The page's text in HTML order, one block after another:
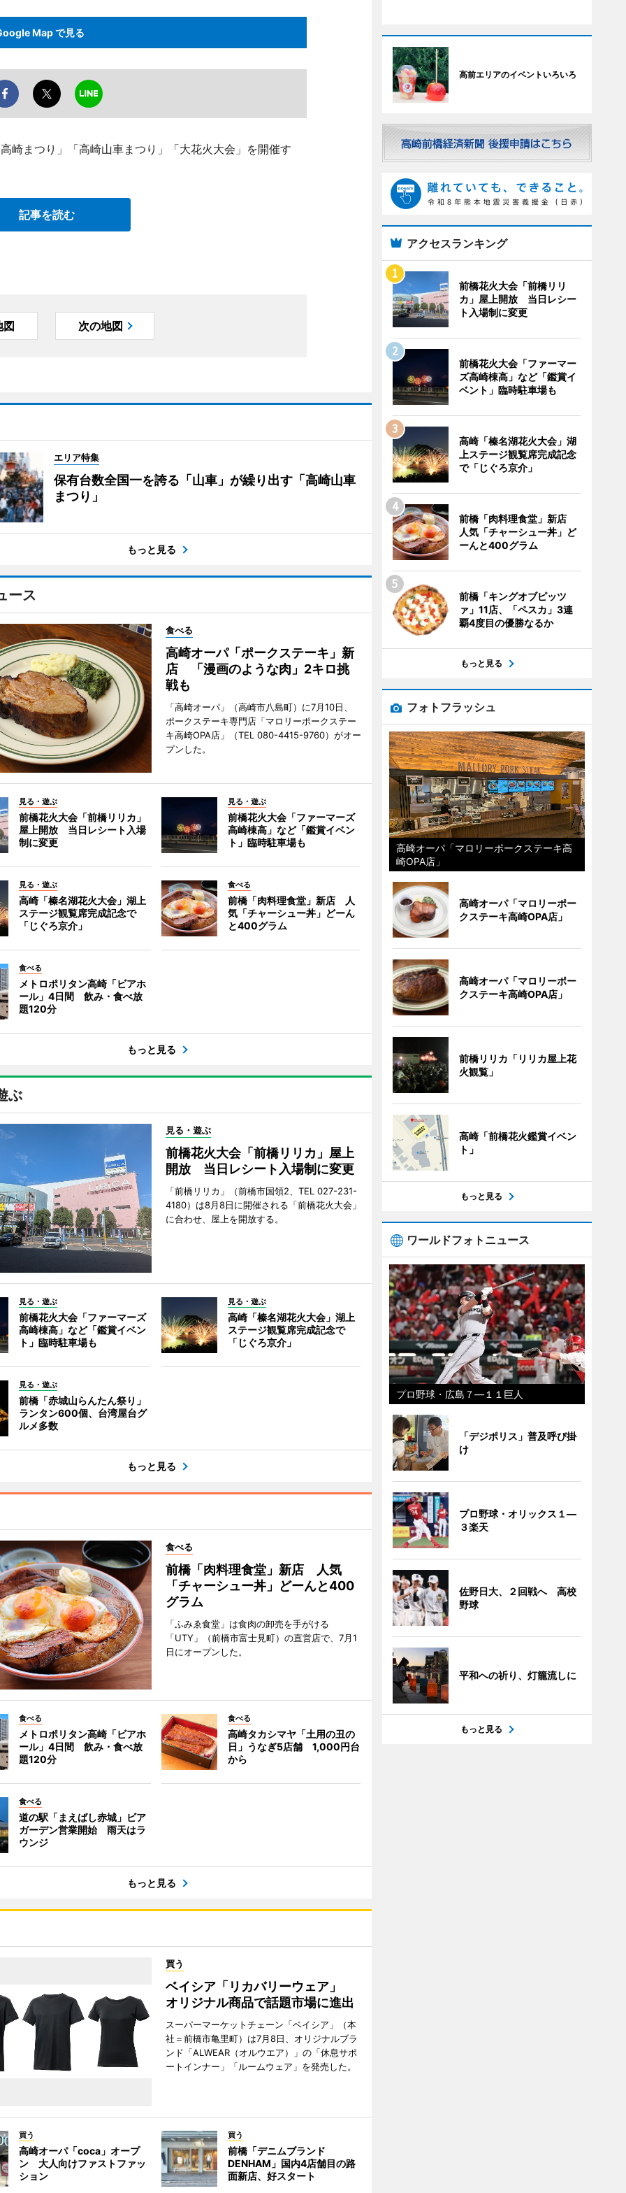
Map で見る
崎まつり」「高崎山車まつり」「大花火大会」を開催す
記事を読む
図 次の地図
エリア特集
保有台数全国一を誇る「山車」が繰り出す「高崎山車
まつり」
もっと見る
ース
食べる
高崎オーパ「ポークステーキ」新
店 「漫画のような肉」2キロ挑
戦も
「高崎オーパ」（高崎市八島町）に7月10日、
ポークステーキ専門店「マロリーポークステー
キ高崎OPA店」（TEL 080-4415-9760）がオー
プンした。
見る・遊ぶ
前橋花火大会「前橋リリカ」
屋上開放 当日レシート入場
制に変更
見る・遊ぶ
前橋花火大会「ファーマーズ
高崎棟高」など「鑑賞イベン
ト」臨時駐車場も
見る・遊ぶ
高崎「榛名湖花火大会」湖上
ステージ観覧席完成記念で
「じぐろ京介」
食べる
前橋「肉料理食堂」新店 人
気「チャーシュー丼」どーん
と400グラム
食べる
メトロポリタン高崎「ビアホ
ール」4日間 飲み・食べ放
題120分
もっと見る
ぶ
見る・遊ぶ
前橋花火大会「前橋リリカ」屋上
開放 当日レシート入場制に変更
「前橋リリカ」（前橋市国領2、TEL 027-231-
4180）は8月8日に開催される「前橋花火大会」
に合わせ、屋上を開放する。
見る・遊ぶ
前橋花火大会「ファーマーズ
高崎棟高」など「鑑賞イベン
ト」臨時駐車場も
見る・遊ぶ
高崎「榛名湖花火大会」湖上
ステージ観覧席完成記念で
「じぐろ京介」
見る・遊ぶ
前橋「赤城山らんたん祭り」
ランタン600個、台湾屋台グ
ルメ多数
もっと見る
食べる
前橋「肉料理食堂」新店 人気
「チャーシュー丼」どーんと400
グラム
「ふみゑ食堂」は食肉の卸売を手がける
「UTY」（前橋市富士見町）の直営店で、7月1
日にオープンした。
食べる
メトロポリタン高崎「ビアホ
ール」4日間 飲み・食べ放
題120分
食べる
高崎タカシマヤ「土用の丑の
日」うなぎ5店舗 1,000円台
から
食べる
道の駅「まえばし赤城」ビア
ガーデン営業開始 雨天はラ
ウンジ
もっと見る
買う
ベイシア「リカバリーウェア」
オリジナル商品で話題市場に進出
スーパーマーケットチェーン「ベイシア」（本
社＝前橋市亀里町）は7月8日、オリジナルブラ
ンド「ALWEAR（オルウエア）」の「休息サポ
ートインナー」「ルームウェア」を発売した。
買う
高崎オーパ「coca」オープ
ン 大人向けファストファッ
ション
買う
前橋「デニムブランド
DENHAM」国内4店舗目の路
面新店、好スタート
高前エリアのイベントいろいろ
アクセスランキング
前橋花火大会「前橋リリ
カ」屋上開放 当日レシー
ト入場制に変更
前橋花火大会「ファーマー
ズ高崎棟高」など「鑑賞イ
ベント」臨時駐車場も
高崎「榛名湖花火大会」湖
上ステージ観覧席完成記念
で「じぐろ京介」
前橋「肉料理食堂」新店
人気「チャーシュー丼」ど
ーんと400グラム
前橋「キングオブピッツ
ァ」11店、「ペスカ」3連
覇4度目の優勝なるか
もっと見る
フォトフラッシュ
高崎オーパ「マロリーポークステーキ高
崎OPA店」
高崎オーパ「マロリーポー
クステーキ高崎OPA店」
高崎オーパ「マロリーポー
クステーキ高崎OPA店」
前橋リリカ「リリカ屋上花
火観覧」
高崎「前橋花火鑑賞イベン
ト」
もっと見る
ワールドフォトニュース
プロ野球・広島７―１１巨人
「デジポリス」普及呼び掛
け
プロ野球・オリックス１―
３楽天
佐野日大、２回戦へ 高校
野球
平和への祈り、灯籠流しに
もっと見る